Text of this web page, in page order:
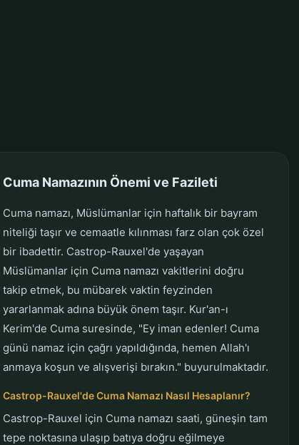
Cuma Namazının Önemi ve Fazileti
Cuma namazı, Müslümanlar için haftalık bir bayram
niteliği taşır ve cemaatle kılınması farz olan çok özel
bir ibadettir. Castrop-Rauxel'de yaşayan
Müslümanlar için Cuma namazı vakitlerini doğru
takip etmek, bu mübarek vaktin feyzinden
yararlanmak adına büyük önem taşır. Kur'an-ı
Kerim'de Cuma suresinde, "Ey iman edenler! Cuma
günü namaz için çağrı yapıldığında, hemen Allah'ı
anmaya koşun ve alışverişi bırakın." buyurulmaktadır.
Castrop-Rauxel'de Cuma Namazı Nasıl Hesaplanır?
Castrop-Rauxel için Cuma namazı saati, güneşin tam
tepe noktasına ulaşıp batıya doğru eğilmeye